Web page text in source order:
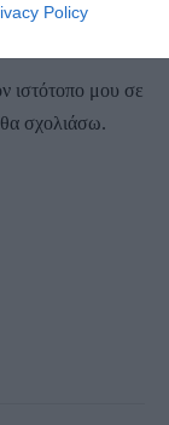
Policy
ιστότοπο μου σε
σχολιάσω.